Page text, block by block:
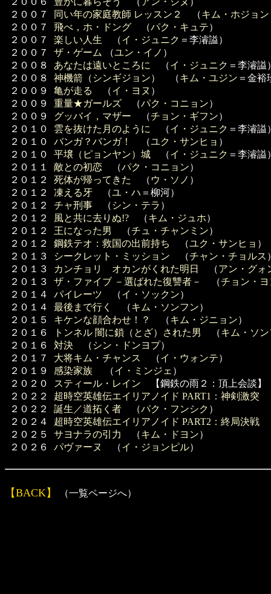
２００７
２００７
２００７
２００７
２００８
２００８
２００９
２００９
２００９
２０１０
２０１０
２０１０
２０１１
２０１２
２０１２
２０１２
２０１２
２０１２
２０１２
２０１３
２０１３
２０１３
２０１４
２０１４
２０１５
２０１６
２０１６
２０１７
２０１９
２０２０
２０２２
２０２２
２０２４
２０２５
２０２６
同い年の家庭教師 レッスン２
（キム・ホジョン
飛べ，ホ・ドング （パク・キュテ）
楽しい人生 （イ・ジュニク ＝李濬謚）
ザ・ゲーム
（ユン・イノ ）
あなたは遠いところに
（イ・ジュニク ＝李濬謚
神機箭（シンギジョン）
（キム・ユジン ＝金裕
亀が走る
（イ・ヨヌ ）
重量★ガールズ （パク・コニョン）
グッバイ，マザー （チョン・ギフン）
雲を抜けた月のように
（イ・ジュニク ＝李濬謚
バンガ？バンガ！
（ユク・サンヒョ ）
平壌（ピョンヤン）城 （イ・ジュニク ＝李濬謚
敵との初恋 （パク・コニョン）
死体が帰ってきた
（ ウ・ソノ ）
凍える牙 （ユ・ハ ＝柳河）
チャ刑事 （ シン・テラ ）
風と共に去りぬ!? （キム・ジュホ）
王になった男
（チュ・チャンミン）
鋼鉄テオ：救国の出前持ち
（ユク・サンヒョ ）
シークレット・ミッション （チャン・チョルス
カンチョリ オカンがくれた明日
（アン・グォ
ザ・ファイブ －選ばれた復讐者－
（チョン・
パイレーツ （イ・ソックン）
最後まで行く
（キム・ソンフン）
キケンな顔合わせ！？
（キム・ジニョン）
トンネル 闇に鎖（とざ）された男
（キム・ソ
対決 （ シン・ドンヨプ）
大将キム・チャンス
（イ・ウォンテ）
感染家族 （イ・ミンジェ ）
スティール・レイン 【鋼鉄の雨２：頂上会談
超時空英雄伝エイリアノイド PART1：神剣激突
誕生／道拓く者 （パク・フンシク ）
超時空英雄伝エイリアノイド PART2：終局決戦
サヨナラの引力
（キム・ドヨン）
パヴァーヌ
（イ・ジョンピル）
【BACK】 （一覧ページへ）